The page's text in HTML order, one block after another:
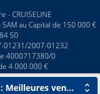
Trier : Meilleures ventes
- CRUISELINE
au Capital de 150 000 €
50
01231/2007-01232
4000717380/0
4 000 000 €